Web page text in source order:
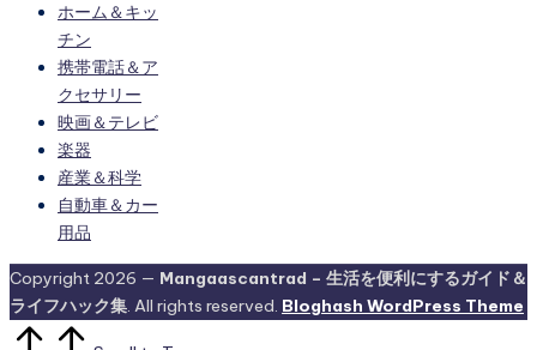
ホーム＆キッ
チン
携帯電話＆ア
クセサリー
映画＆テレビ
楽器
産業＆科学
自動車＆カー
用品
Copyright 2026 — Mangaascantrad – 生活を便利にするガイド＆
ライフハック集. All rights reserved. Bloghash WordPress Theme